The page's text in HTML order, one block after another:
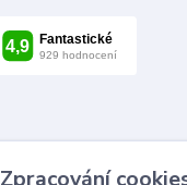
Zpracování